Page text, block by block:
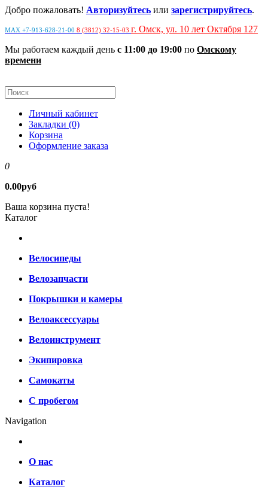
Добро пожаловать! Авторизуйтесь или зарегистрируйтесь.
MAX +7-913-628-21-00 8 (3812) 32-15-03 г. Омск, ул. 10 лет Октября 127
Мы работаем каждый день с 11:00 до 19:00 по Омскому
времени
Личный кабинет
Закладки (0)
Корзина
Оформление заказа
0
0.00руб
Ваша корзина пуста!
Каталог
Велосипеды
Велозапчасти
Покрышки и камеры
Велоаксессуары
Велоинструмент
Экипировка
Самокаты
С пробегом
Navigation
О нас
Каталог